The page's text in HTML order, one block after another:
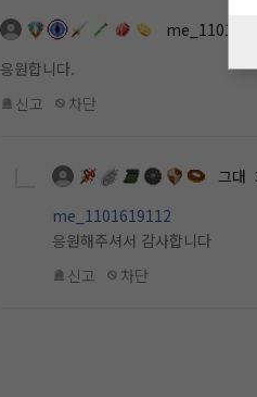
응원합니다.
신고
차단
그대
me_1101619112
응원해주셔서 감사합니다
신고
차단